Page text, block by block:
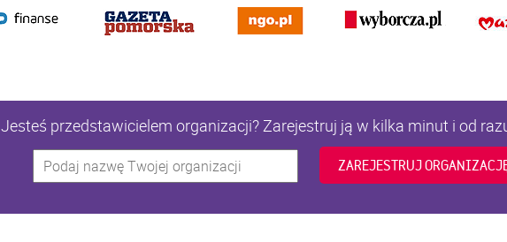
Jesteś przedstawicielem organizacji? Zarejestruj ją w kilka minut i od
ZAREJESTRUJ